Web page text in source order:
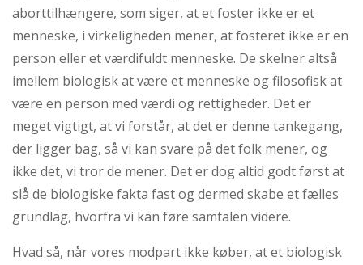
aborttilhængere, som siger, at et foster ikke er et
menneske, i virkeligheden mener, at fosteret ikke er en
person eller et værdifuldt menneske. De skelner altså
imellem biologisk at være et menneske og filosofisk at
være en person med værdi og rettigheder. Det er
meget vigtigt, at vi forstår, at det er denne tankegang,
der ligger bag, så vi kan svare på det folk mener, og
ikke det, vi tror de mener. Det er dog altid godt først at
slå de biologiske fakta fast og dermed skabe et fælles
grundlag, hvorfra vi kan føre samtalen videre.
Hvad så, når vores modpart ikke køber, at et biologisk